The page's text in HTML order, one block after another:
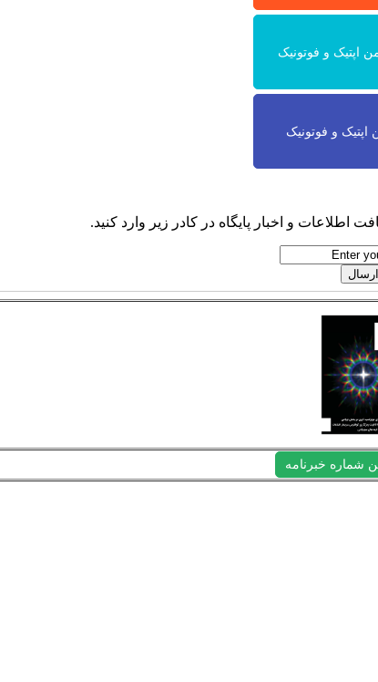
اپتیک و فوتونیک
اپتیک و فوتونیک
اطلاعات و اخبار پایگاه در کادر زیر وارد کنید.
شماره خبرنامه